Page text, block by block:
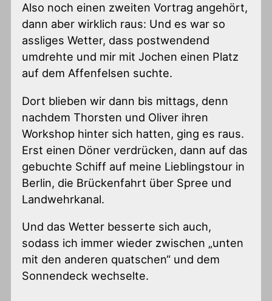
Also noch einen zweiten Vortrag angehört,
dann aber wirklich raus: Und es war so
assliges Wetter, dass postwendend
umdrehte und mir mit Jochen einen Platz
auf dem Affenfelsen suchte.
Dort blieben wir dann bis mittags, denn
nachdem Thorsten und Oliver ihren
Workshop hinter sich hatten, ging es raus.
Erst einen Döner verdrücken, dann auf das
gebuchte Schiff auf meine Lieblingstour in
Berlin, die Brückenfahrt über Spree und
Landwehrkanal.
Und das Wetter besserte sich auch,
sodass ich immer wieder zwischen „unten
mit den anderen quatschen“ und dem
Sonnendeck wechselte.